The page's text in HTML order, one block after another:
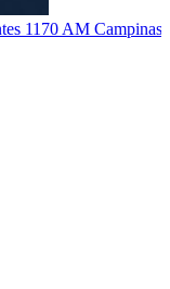
1170 AM Campinas